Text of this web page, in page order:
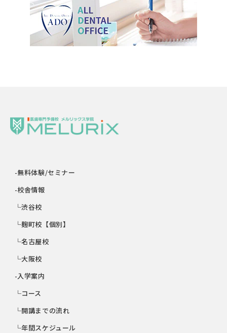
-無料体験/セミナー
-校舎情報
└渋谷校
└麹町校【個別】
└名古屋校
└大阪校
-入学案内
└コース
└開講までの流れ
└年間スケジュール